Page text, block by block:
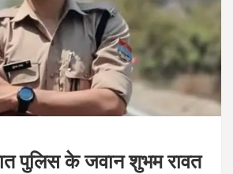
पुलिस के जवान शुभम रावत